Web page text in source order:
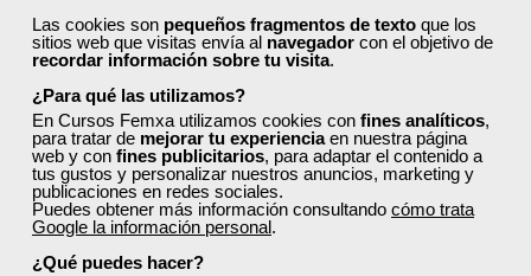
Las cookies son pequeños fragmentos de texto que los
sitios web que visitas envía al navegador con el objetivo de
recordar información sobre tu visita.
¿Para qué las utilizamos?
En Cursos Femxa utilizamos cookies con fines analíticos,
para tratar de mejorar tu experienciaen nuestra página
web y con fines publicitarios, para adaptar el contenido a
tus gustos y personalizar nuestros anuncios, marketing y
publicaciones en redes sociales.
Puedes obtener más información consultando cómo trata
Google la información personal.
¿Qué puedes hacer?
Newsletter
Si, quiero recibir información sobre cursos, ofertas
exclusivas y recursos para el aprendizaje.
Términos y condiciones
He leído y acepto la Política de Privacidad
Registrarse